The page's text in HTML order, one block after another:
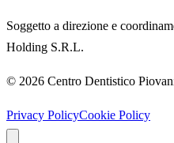
Soggetto a direzione e
Holding S.R.L.
© 2026 Centro Dentistico
Privacy PolicyCookie Policy